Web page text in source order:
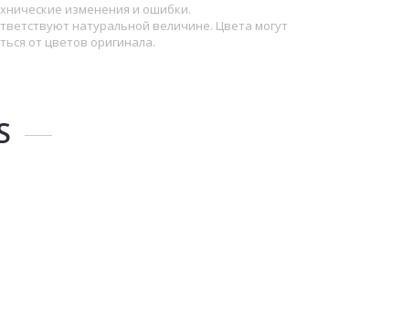
изменения и ошибки.
натуральной величине. Цвета могут
от цветов оригинала.